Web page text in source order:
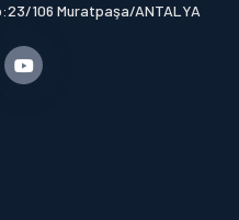
106 Muratpaşa/ANTALYA